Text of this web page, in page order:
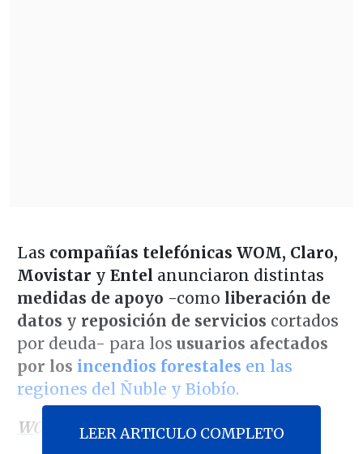
Las compañías telefónicas WOM, Claro,
Movistar y Entel anunciaron distintas
medidas de apoyo -como liberación de
datos y reposición de servicios cortados
por deuda- para los usuarios afectados
por los incendios forestales en las
regiones del Ñuble y Biobío.
WOM
LEER ARTICULO COMPLETO